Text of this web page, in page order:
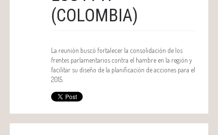
(COLOMBIA)
La reunión buscó fortalecer la consolidación de los
frentes parlamentarios contra el hambre en la región y
facilitar su diseño de la planificación de acciones para el
2015.